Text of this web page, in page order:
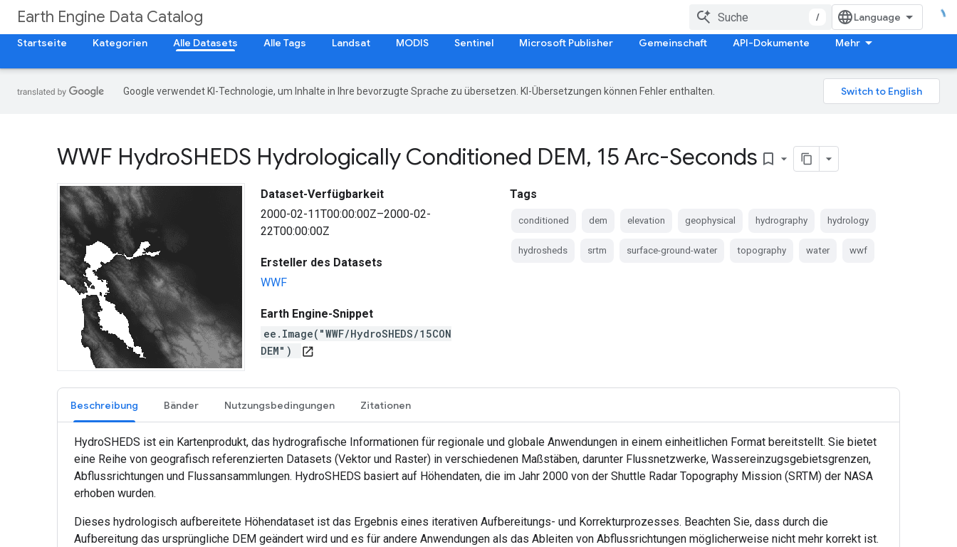
Earth Engine Data Catalog
/
Startseite
Kategorien Alle Datasets Alle Tags Landsat MODIS Sentinel Microsoft Publisher Gemeinschaft API-Dokumente Mehr
Google verwendet KI-Technologie, um Inhalte in Ihre bevorzugte Sprache zu übersetzen. KI-Übersetzungen können Fehler enthalten.
WWF HydroSHEDS Hydrologically Conditioned DEM, 15 Arc-Seconds bookmark_border
Dataset-Verfügbarkeit
2000-02-11T00:00:00Z–2000-02-
22T00:00:00Z
Ersteller des Datasets
WWF
Earth Engine-Snippet
ee.Image("WWF/HydroSHEDS/15CON
DEM")
open_in_new
Tags
conditioned dem elevation geophysical hydrography hydrology
hydrosheds srtm surface-ground-water topography water wwf
Beschreibung Bänder Nutzungsbedingungen Zitationen
HydroSHEDS ist ein Kartenprodukt, das hydrografische Informationen für regionale und globale Anwendungen in einem einheitlichen Format bereitstellt. Sie bietet
eine Reihe von geografisch referenzierten Datasets (Vektor und Raster) in verschiedenen Maßstäben, darunter Flussnetzwerke, Wassereinzugsgebietsgrenzen,
Abflussrichtungen und Flussansammlungen. HydroSHEDS basiert auf Höhendaten, die im Jahr 2000 von der Shuttle Radar Topography Mission (SRTM) der NASA
erhoben wurden.
Dieses hydrologisch aufbereitete Höhendataset ist das Ergebnis eines iterativen Aufbereitungs- und Korrekturprozesses. Beachten Sie, dass durch die
Aufbereitung das ursprüngliche DEM geändert wird und es für andere Anwendungen als das Ableiten von Abflussrichtungen möglicherweise nicht mehr korrekt ist.